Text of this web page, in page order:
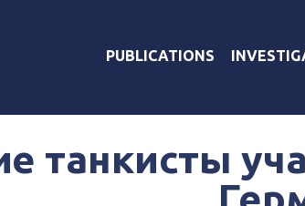
PUBLICATIONS
танкисты